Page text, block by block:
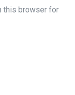
this browser for